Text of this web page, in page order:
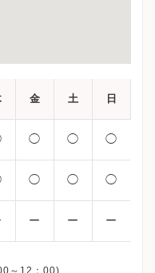
金 土 日
◯ ◯ ◯
◯ ◯ ◯
ー ー ー
～12：00)